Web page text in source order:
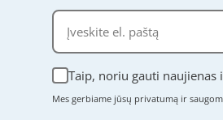
Taip, noriu gauti naujienas
Mes gerbiame jūsų privatumą ir